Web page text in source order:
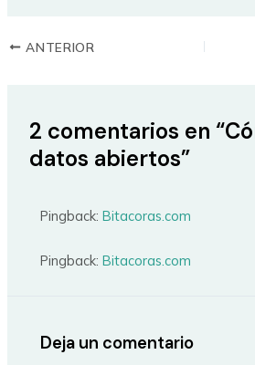
ANTERIOR
2 comentarios en
datos abiertos”
Pingback:Bitacoras.com
Pingback:Bitacoras.com
Deja un comentario